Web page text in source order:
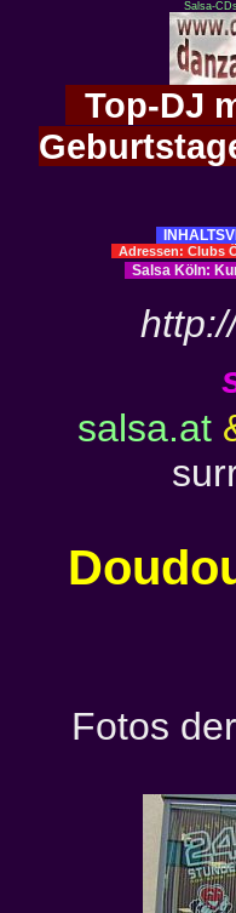
Salsa-
Top-DJ
Adressen: Clubs
Salsa Köln:
salsa.at
Fotos